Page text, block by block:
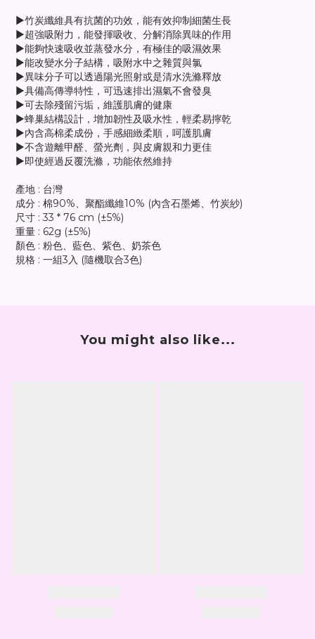
▶️竹炭纖維具有抗菌的功效，能有效抑制細菌生長
▶️超強吸附力，能發揮吸收、分解消除異味的作用
▶️能夠快速吸收並蒸發水分，有極佳的吸濕效果
▶️能改變水分子結構，吸附水中之雜質與氯
▶️異味分子可以透過陽光照射或是清水洗滌釋放
▶️具備高傳導特性，可迅速排出濕氣不會發臭
▶️可去除殘留污垢，維護肌膚的健康
▶️蜂巢結構設計，增加韌性及吸水性，輕柔易擰乾
▶️內含高棉柔成份，手感細緻柔順，呵護肌膚
▶️不含遊離甲醛、螢光劑，與皮膚親和力更佳
▶️即使經過反覆洗滌，功能依然維持
產地 : 台灣
成分 : 棉90%、聚酯纖維10% (內含石墨烯、竹炭紗)
尺寸 : 33 * 76 cm (±5%)
重量 : 62g (±5%)
顏色 : 粉色、藍色、紫色、奶茶色
規格 : 一組3入 (隨機取合3色)
You might also like...